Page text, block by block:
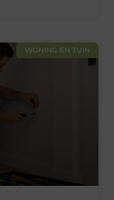
WONING EN TUIN